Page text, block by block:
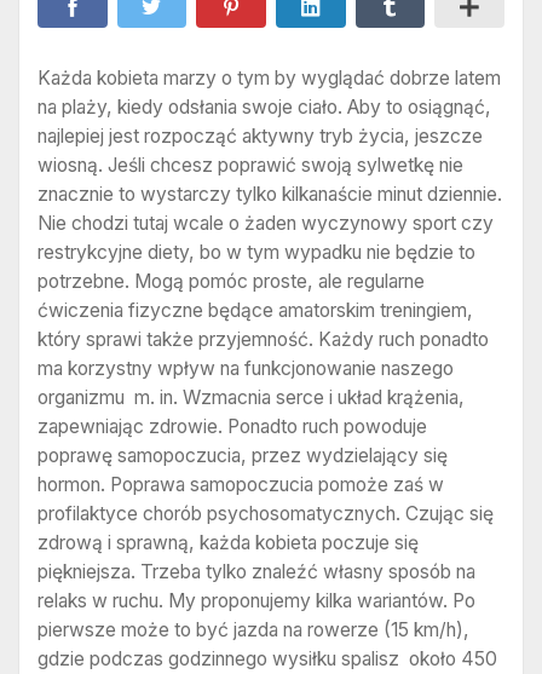
Każda kobieta marzy o tym by wyglądać dobrze latem
na plaży, kiedy odsłania swoje ciało. Aby to osiągnąć,
najlepiej jest rozpocząć aktywny tryb życia, jeszcze
wiosną. Jeśli chcesz poprawić swoją sylwetkę nie
znacznie to wystarczy tylko kilkanaście minut dziennie.
Nie chodzi tutaj wcale o żaden wyczynowy sport czy
restrykcyjne diety, bo w tym wypadku nie będzie to
potrzebne. Mogą pomóc proste, ale regularne
ćwiczenia fizyczne będące amatorskim treningiem,
który sprawi także przyjemność. Każdy ruch ponadto
ma korzystny wpływ na funkcjonowanie naszego
organizmu m. in. Wzmacnia serce i układ krążenia,
zapewniając zdrowie. Ponadto ruch powoduje
poprawę samopoczucia, przez wydzielający się
hormon. Poprawa samopoczucia pomoże zaś w
profilaktyce chorób psychosomatycznych. Czując się
zdrową i sprawną, każda kobieta poczuje się
piękniejsza. Trzeba tylko znaleźć własny sposób na
relaks w ruchu. My proponujemy kilka wariantów. Po
pierwsze może to być jazda na rowerze (15 km/h),
gdzie podczas godzinnego wysiłku spalisz około 450